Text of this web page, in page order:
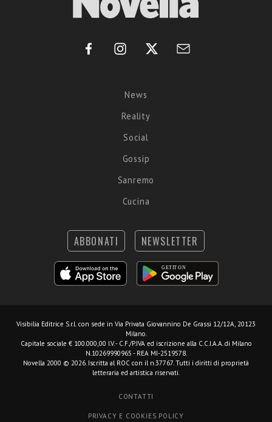
News
Reality
Social
Gossip
Sanremo
Cucina
ABBONATI NEWSLETTER
Visibilia Editrice S.r.l. con sede in Via Privata Giovannino De Grassi 12/12A, 20123
Milano.
Capitale sociale € 100.000,00 I.V. - C.F./P.IVA ed iscrizione alla C.C.I.A.A. di Milano
N.10269990965 - REA MI-2519578.
Novella 2000 © 2026. Iscritta al ROC con il n.37767. Tutti i diritti di proprietà
letteraria ed artistica riservati.
CONTATTI
PRIVACY E COOKIES POLICY